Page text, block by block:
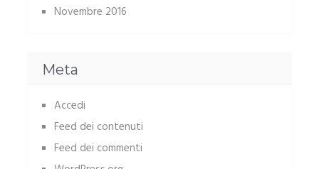
Novembre 2016
Meta
Accedi
Feed dei contenuti
Feed dei commenti